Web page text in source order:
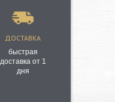
ДОСТАВКА
быстрая
доставка от 1
дня